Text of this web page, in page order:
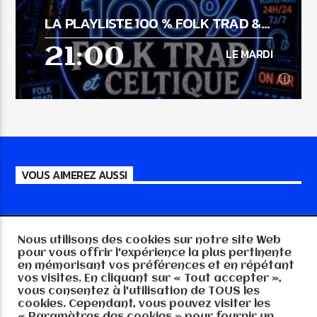
La musique Country de Tradition avec
Frédéric (Fred) Moreau. Un savoureux
mélange de la musique Country d'hier (des
années 60 à aujourd'hui !!) avec une
touche de ce qui se fait de mieux
maintenant. Chaque semaine, la musique
Unis, du Canada ou d'ailleurs....
En savoir plus
LA PLAYLISTE 100 % FOLK TRAD &
CELTIC MUSIC
21:00 LE MARDI
Retrouvez la playliste 100% Folk Trad et
Celtic Music
En savoir plus
VOUS AIMEREZ AUSSI
Copyright RTGE-MEDIA 57 2025, tout droits
réservés
Nous utilisons des cookies sur notre site Web
pour vous offrir l'expérience la plus pertinente
en mémorisant vos préférences et en répétant
vos visites. En cliquant sur « Tout accepter »,
vous consentez à l'utilisation de TOUS les
cookies. Cependant, vous pouvez visiter les